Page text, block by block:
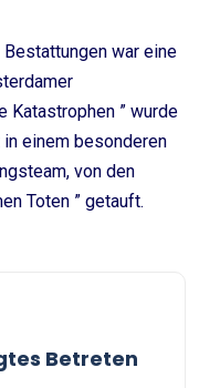
war eine
Katastrophen ” wurde
einem besonderen
von den
Toten ” getauft.
Betreten